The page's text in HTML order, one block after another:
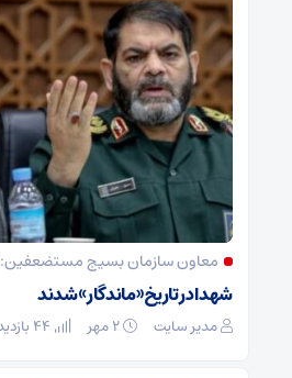
معاون سازمان بسیج مستضعفین:
شهدا در تاریخ «ماندگار» شدند
مدیر سایت